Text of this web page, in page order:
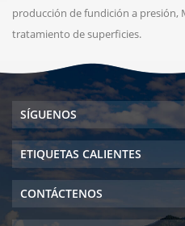
producción de fundición a presión,
tratamiento de superficies.
SÍGUENOS
ETIQUETAS CALIENTES
CONTÁCTENOS